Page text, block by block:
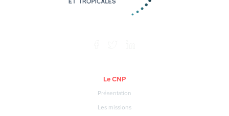
Le CNP
Présentation
Les missions